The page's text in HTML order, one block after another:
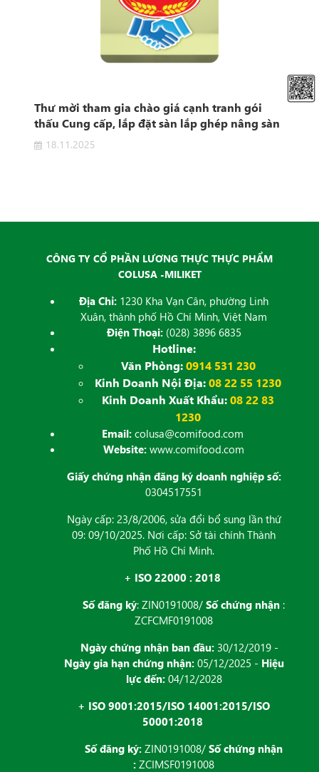
Thư mời tham gia chào giá cạnh tranh gói
thấu Cung cấp, lắp đặt sàn lắp ghép nâng sàn
khu vực sản xuất
18.11.2025
CÔNG TY CỔ PHẦN LƯƠNG THỰC THỰC PHẨM
COLUSA -MILIKET
Địa Chỉ: 1230 Kha Vạn Cân, phường Linh
Xuân, thành phố Hồ Chí Minh, Việt Nam
Điện Thoại:(028) 3896 6835
Hotline:
Văn Phòng: 0914 531 230
Kinh Doanh Nội Địa:08 22 55 1230
Kinh Doanh Xuất Khẩu:08 22 83
1230
Email:colusa@comifood.com
Website: www.comifood.com
Giấy chứng nhận đăng ký doanh nghiệp số:
0304517551
Ngày cấp: 23/8/2006, sửa đổi bổ sung lần thứ
09: 09/10/2025. Nơi cấp: Sở tài chính Thành
Phố Hồ Chí Minh.
+ ISO 22000 : 2018
Số đăng ký: ZIN0191008/ Số chứng nhận :
ZCFCMF0191008
Ngày chứng nhận ban đầu: 30/12/2019 -
Ngày gia hạn chứng nhận:05/12/2025 - Hiệu
lực đến:04/12/2028
+ ISO 9001:2015/ISO 14001:2015/ISO
50001:2018
Số đăng ký: ZIN0191008/ Số chứng nhận
: ZCIMSF0191008